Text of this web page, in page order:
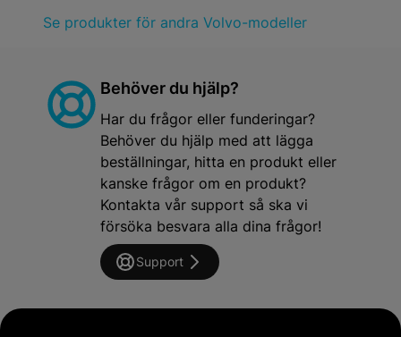
Se produkter för andra Volvo-modeller
Behöver du hjälp?
Har du frågor eller funderingar?
Behöver du hjälp med att lägga
beställningar, hitta en produkt eller
kanske frågor om en produkt?
Kontakta vår support så ska vi
försöka besvara alla dina frågor!
Support